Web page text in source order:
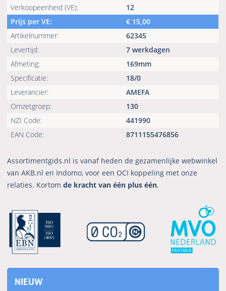
Verkoopeenheid (VE):
12
Prijs per VE:
€ 15,00
Artikelnummer:
62345
Levertijd:
7 werkdagen
Afmeting:
169mm
Specificatie:
18/0
Leverancier:
AMEFA
Omzetgroep:
130
NZI Code:
441990
EAN Code:
8711155476856
Assortimentgids.nl is vanaf heden de gezamenlijke webwinkel
van AKB.nl en Indomo, voor een OCI koppeling met onze
relaties. Kortomde kracht van één plus één.
NIEUW